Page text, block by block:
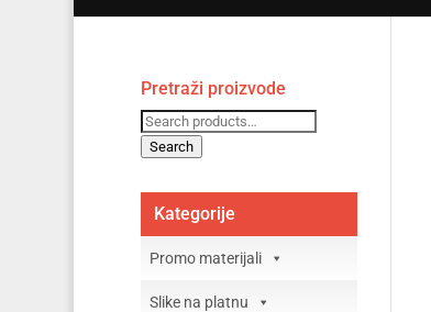
Pretraži proizvode
Search
for:
Search
Kategorije
Promo materijali
Slike na platnu